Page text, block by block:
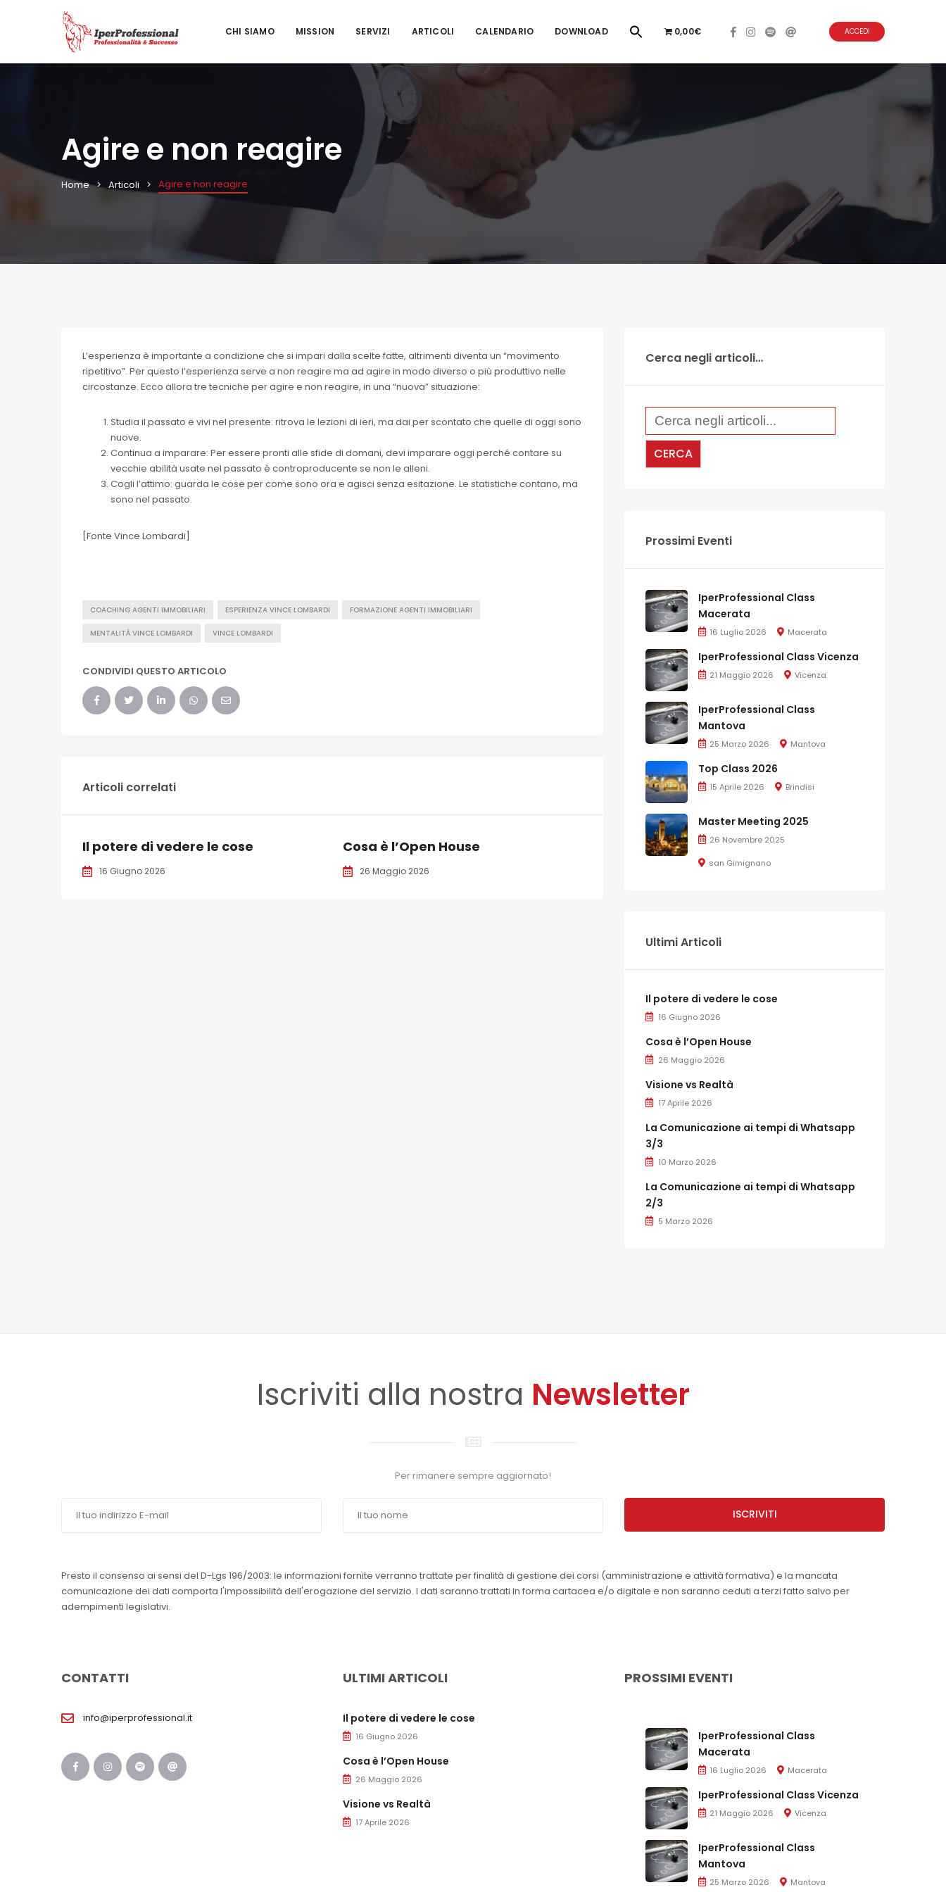
CHI SIAMO MISSION SERVIZI ARTICOLI CALENDARIO DOWNLOAD 0,00€ ACCEDI
Agire e non reagire
Home Articoli Agire e non reagire
L’esperienza è importante a condizione che si impari dalla scelte fatte, altrimenti diventa un “movimento
ripetitivo”. Per questo l’esperienza serve a non reagire ma ad agire in modo diverso o più produttivo nelle
circostanze. Ecco allora tre tecniche per agire e non reagire, in una “nuova” situazione:
Studia il passato e vivi nel presente: ritrova le lezioni di ieri, ma dai per scontato che quelle di oggi sono
nuove.
Continua a imparare: Per essere pronti alle sfide di domani, devi imparare oggi perché contare su
vecchie abilità usate nel passato è controproducente se non le alleni.
Cogli l’attimo: guarda le cose per come sono ora e agisci senza esitazione. Le statistiche contano, ma
sono nel passato.
[Fonte Vince Lombardi]
COACHING AGENTI IMMOBILIARI ESPERIENZA VINCE LOMBARDI FORMAZIONE AGENTI IMMOBILIARI
MENTALITÀ VINCE LOMBARDI VINCE LOMBARDI
CONDIVIDI QUESTO ARTICOLO
Articoli correlati
Il potere di vedere le cose
16 Giugno 2026
Cosa è l’Open House
26 Maggio 2026
Cerca negli articoli…
Prossimi Eventi
IperProfessional Class
Macerata
16 Luglio 2026 Macerata
IperProfessional Class Vicenza
21 Maggio 2026 Vicenza
IperProfessional Class
Mantova
25 Marzo 2026 Mantova
Top Class 2026
15 Aprile 2026 Brindisi
Master Meeting 2025
26 Novembre 2025
san Gimignano
Ultimi Articoli
Il potere di vedere le cose
16 Giugno 2026
Cosa è l’Open House
26 Maggio 2026
Visione vs Realtà
17 Aprile 2026
La Comunicazione ai tempi di Whatsapp
3/3
10 Marzo 2026
La Comunicazione ai tempi di Whatsapp
2/3
5 Marzo 2026
Iscriviti alla nostra Newsletter
Per rimanere sempre aggiornato!
ISCRIVITI
Presto il consenso ai sensi del D-Lgs 196/2003: le informazioni fornite verranno trattate per finalità di gestione dei corsi (amministrazione e attività formativa) e la mancata
comunicazione dei dati comporta l'impossibilità dell'erogazione del servizio. I dati saranno trattati in forma cartacea e/o digitale e non saranno ceduti a terzi fatto salvo per
adempimenti legislativi.
CONTATTI
info@iperprofessional.it
ULTIMI ARTICOLI
Il potere di vedere le cose
16 Giugno 2026
Cosa è l’Open House
26 Maggio 2026
Visione vs Realtà
17 Aprile 2026
PROSSIMI EVENTI
IperProfessional Class
Macerata
16 Luglio 2026 Macerata
IperProfessional Class Vicenza
21 Maggio 2026 Vicenza
IperProfessional Class
Mantova
25 Marzo 2026 Mantova